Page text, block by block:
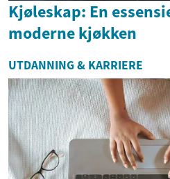
Kjøleskap: En
moderne kjøkken
UTDANNING & KARRIERE